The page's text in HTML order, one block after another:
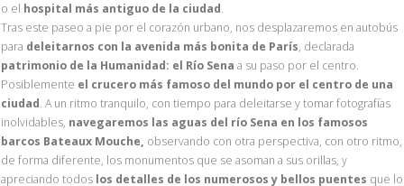
o el hospital más antiguo de la ciudad.
Tras este paseo a pie por el corazón urbano, nos desplazaremos en autobús
para deleitarnos con la avenida más bonita de París, declarada
patrimonio de la Humanidad: el Río Sena a su paso por el centro.
Posiblemente el crucero más famoso del mundo por el centro de una
ciudad. A un ritmo tranquilo, con tiempo para deleitarse y tomar fotografías
inolvidables, navegaremos las aguas del río Sena en los famosos
barcos Bateaux Mouche, observando con otra perspectiva, con otro ritmo,
de forma diferente, los monumentos que se asoman a sus orillas, y
apreciando todos los detalles de los numerosos y bellos puentes que lo